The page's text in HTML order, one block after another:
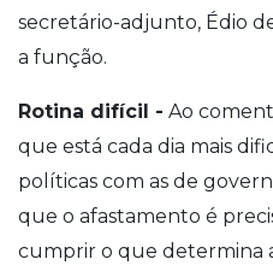
secretário-adjunto, Édio
a função.
Rotina difícil - Ao
que está cada dia mais
políticas com as de
que o afastamento é
cumprir o que determina